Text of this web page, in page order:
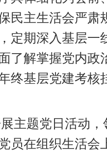
民主生活会严肃
定期深入基层一
了解掌握党内政
终基层党建考核
主题党日活动
员在组织生活